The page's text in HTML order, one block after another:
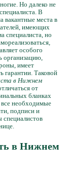
Но далеко не
В
вакантные места в
имеющих
специалиста, но
особого
организацию,
имеет
гарантии. Таковой
в Нижнем
от
бланках
необходимые
подписи и
в Нижнем